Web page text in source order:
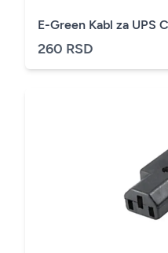
E-Green Kabl za UPS
260 RSD